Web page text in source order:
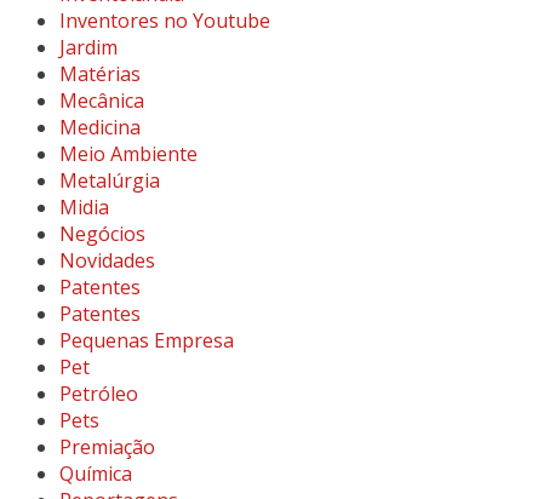
Inventores no Youtube
Jardim
Matérias
Mecânica
Medicina
Meio Ambiente
Metalúrgia
Midia
Negócios
Novidades
Patentes
Patentes
Pequenas Empresa
Pet
Petróleo
Pets
Premiação
Química